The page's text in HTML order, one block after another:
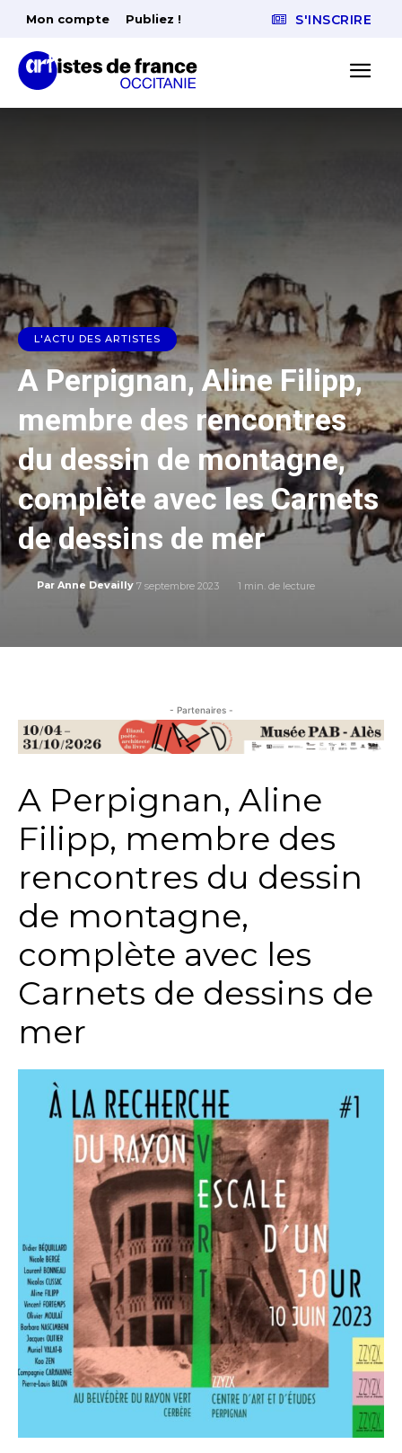
Mon compte Publiez ! S'INSCRIRE
L'ACTU DES ARTISTES
A Perpignan, Aline Filipp,
membre des rencontres
du dessin de montagne,
complète avec les Carnets
de dessins de mer
Par Anne Devailly 7 septembre 2023 1 min. de lecture
- Partenaires -
A Perpignan, Aline
Filipp, membre des
rencontres du dessin
de montagne,
complète avec les
Carnets de dessins de
mer